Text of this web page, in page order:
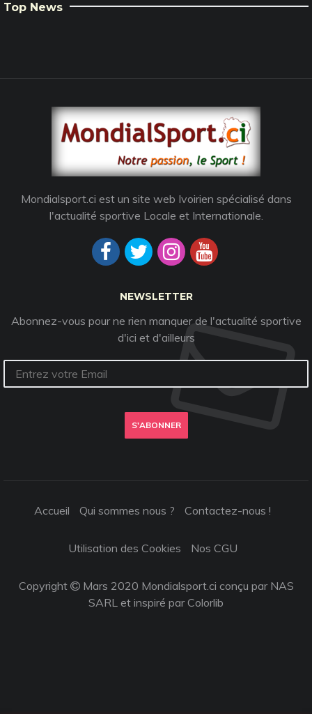
Top News
Mondialsport.ci est un site web Ivoirien spécialisé dans
l'actualité sportive Locale et Internationale.
NEWSLETTER
Abonnez-vous pour ne rien manquer de l'actualité sportive
d'ici et d'ailleurs
S'ABONNER
Accueil Qui sommes nous ? Contactez-nous !
Utilisation des Cookies Nos CGU
Copyright
Mars 2020 Mondialsport.ci conçu par NAS
SARL et inspiré parColorlib